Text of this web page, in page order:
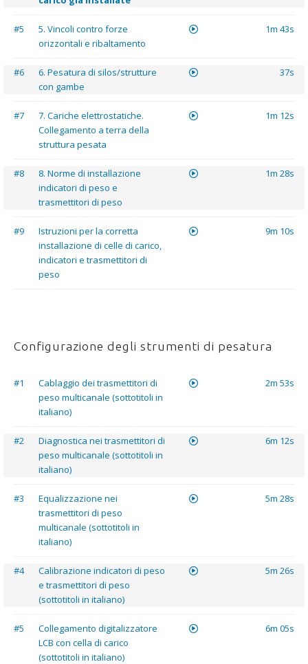
#5
5. Vincoli contro forze
orizzontali e ribaltamento
1m 43s
#6
6. Pesatura di silos/strutture
con gambe
37s
#7
7. Cariche elettrostatiche.
Collegamento a terra della
struttura pesata
1m 12s
#8
8. Norme di installazione
indicatori di peso e
trasmettitori di peso
1m 28s
#9
Istruzioni per la corretta
installazione di celle di carico,
indicatori e trasmettitori di
peso
9m 10s
Configurazione degli strumenti di pesatura
#1
Cablaggio dei trasmettitori di
peso multicanale (sottotitoli in
italiano)
2m 53s
#2
Diagnostica nei trasmettitori di
peso multicanale (sottotitoli in
italiano)
6m 12s
#3
Equalizzazione nei
trasmettitori di peso
multicanale (sottotitoli in
italiano)
5m 28s
#4
Calibrazione indicatori di peso
e trasmettitori di peso
(sottotitoli in italiano)
5m 26s
#5
Collegamento digitalizzatore
LCB con cella di carico
(sottotitoli in italiano)
6m 05s